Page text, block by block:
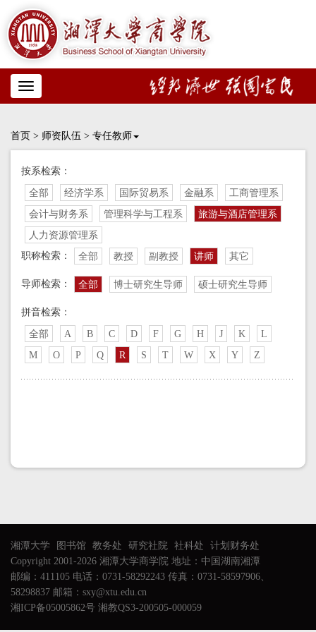
Toggle
navigation
首页 > 师资队伍 > 专任教师
按系检索：
全部 经济学系 国际贸易系 金融系
工商管理系
会计与财务系
管理科学与工程系
旅游与酒店管理系
人力资源管理系
职称检索：
全部 教授 副教授 讲师 其它
导师检索： 全部 博士研究生导师 硕士研究生导师
拼音检索：
全部 A B C D F G H J K
L
M
O P Q R S T W X Y Z
湘潭大学 图书馆 教务处 研究社院 社科处
计划财务处
Copyright 2001-2026 湘潭大学商学院 地址：中国湖南湘潭
邮编：411105 电话：0731-58292243 传真：0731-58597906、
58298837 邮箱：sxy@xtu.edu.cn
湘ICP备05005862号 湘教QS3-200505-000059